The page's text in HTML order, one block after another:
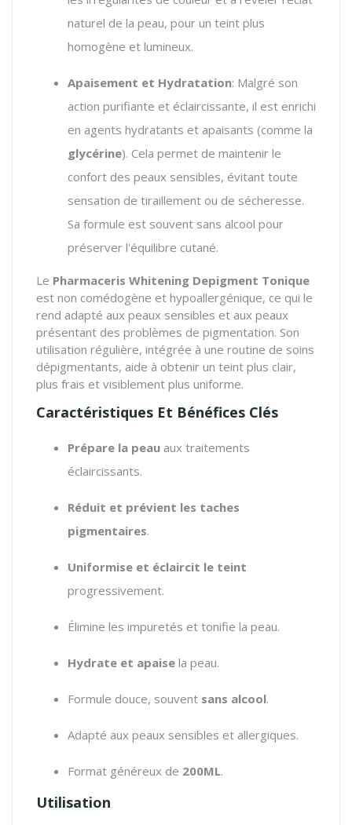
naturel de la peau, pour un teint plus
homogène et lumineux.
Apaisement et Hydratation: Malgré son
action purifiante et éclaircissante, il est enrichi
en agents hydratants et apaisants (comme la
glycérine). Cela permet de maintenir le
confort des peaux sensibles, évitant toute
sensation de tiraillement ou de sécheresse.
Sa formule est souvent sans alcool pour
préserver l'équilibre cutané.
Le Pharmaceris Whitening Depigment Tonique
est non comédogène et hypoallergénique, ce qui le
rend adapté aux peaux sensibles et aux peaux
présentant des problèmes de pigmentation. Son
utilisation régulière, intégrée à une routine de soins
dépigmentants, aide à obtenir un teint plus clair,
plus frais et visiblement plus uniforme.
Caractéristiques Et Bénéfices Clés
Prépare la peau aux traitements
éclaircissants.
Réduit et prévient les taches
pigmentaires.
Uniformise et éclaircit le teint
progressivement.
Élimine les impuretés et tonifie la peau.
Hydrate et apaise la peau.
Formule douce, souvent sans alcool.
Adapté aux peaux sensibles et allergiques.
Format généreux de 200ML.
Utilisation